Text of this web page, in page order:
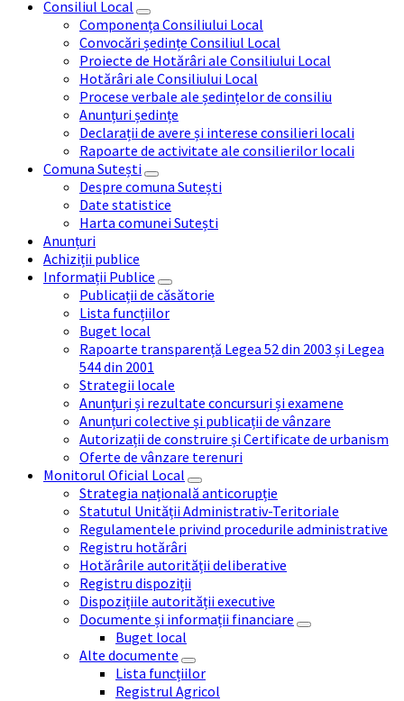
Consiliul Local
Componența Consiliului Local
Convocări ședințe Consiliul Local
Proiecte de Hotărâri ale Consiliului Local
Hotărâri ale Consiliului Local
Procese verbale ale ședințelor de consiliu
Anunțuri ședințe
Declarații de avere și interese consilieri locali
Rapoarte de activitate ale consilierilor locali
Comuna Sutești
Despre comuna Sutești
Date statistice
Harta comunei Sutești
Anunțuri
Achiziții publice
Informații Publice
Publicații de căsătorie
Lista funcțiilor
Buget local
Rapoarte transparență Legea 52 din 2003 și Legea
544 din 2001
Strategii locale
Anunțuri și rezultate concursuri și examene
Anunțuri colective și publicații de vânzare
Autorizații de construire și Certificate de urbanism
Oferte de vânzare terenuri
Monitorul Oficial Local
Strategia națională anticorupție
Statutul Unității Administrativ-Teritoriale
Regulamentele privind procedurile administrative
Registru hotărâri
Hotărârile autorității deliberative
Registru dispoziții
Dispozițiile autorității executive
Documente și informații financiare
Buget local
Alte documente
Lista funcțiilor
Registrul Agricol